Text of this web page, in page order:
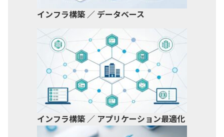
インフラ構築 ／ データベース
インフラ構築 ／ アプリケーション最適化